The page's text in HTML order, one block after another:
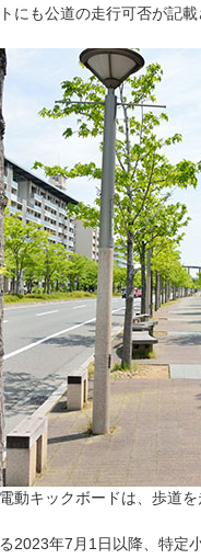
にも公道の走行可否が記
動キックボードは、歩道
2023年7月1日以降、特定